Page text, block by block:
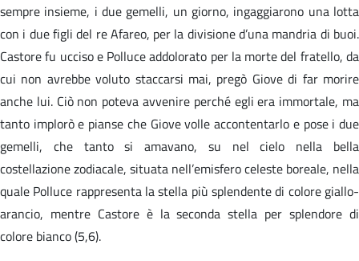
sempre insieme, i due gemelli, un giorno, ingaggiarono una lotta
con i due figli del re Afareo, per la divisione d’una mandria di buoi.
Castore fu ucciso e Polluce addolorato per la morte del fratello, da
cui non avrebbe voluto staccarsi mai, pregò Giove di far morire
anche lui. Ciò non poteva avvenire perché egli era immortale, ma
tanto implorò e pianse che Giove volle accontentarlo e pose i due
gemelli, che tanto si amavano, su nel cielo nella bella
costellazione zodiacale, situata nell’emisfero celeste boreale, nella
quale Polluce rappresenta la stella più splendente di colore giallo-
arancio, mentre Castore è la seconda stella per splendore di
colore bianco (5,6).